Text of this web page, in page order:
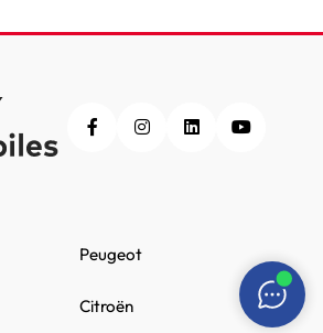
Peugeot
Citroën